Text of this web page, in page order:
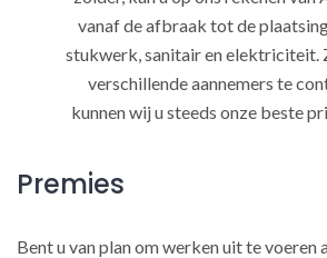
vanaf de afbraak tot de
stukwerk, sanitair en elektriciteit.
verschillende aannemers te
kunnen wij u steeds onze beste
Premies
Bent u van plan om werken uit te voeren